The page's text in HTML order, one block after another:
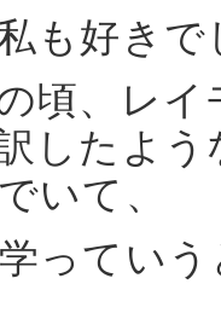
も好き
頃、レ
したよ
いて、
ってい